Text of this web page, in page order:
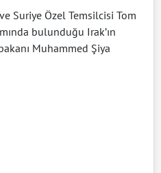
Suriye Özel Temsilcisi Tom
bulunduğu Irak’ın
Muhammed Şiya